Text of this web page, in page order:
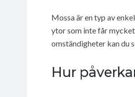
Mossa är en typ av
ytor som inte får
omständigheter kan du
Hur